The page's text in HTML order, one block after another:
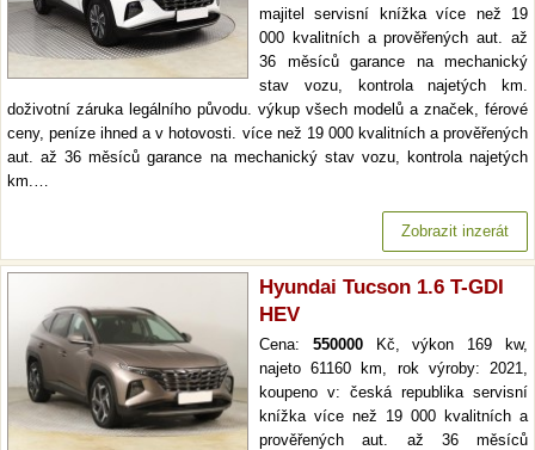
majitel servisní knížka více než 19
000 kvalitních a prověřených aut. až
36 měsíců garance na mechanický
stav vozu, kontrola najetých km.
doživotní záruka legálního původu. výkup všech modelů a značek, férové
ceny, peníze ihned a v hotovosti. více než 19 000 kvalitních a prověřených
aut. až 36 měsíců garance na mechanický stav vozu, kontrola najetých
km.…
Zobrazit inzerát
Hyundai Tucson 1.6 T-GDI
HEV
Cena: 550000Kč, výkon 169 kw,
najeto 61160 km, rok výroby: 2021,
koupeno v: česká republika servisní
knížka více než 19 000 kvalitních a
prověřených aut. až 36 měsíců